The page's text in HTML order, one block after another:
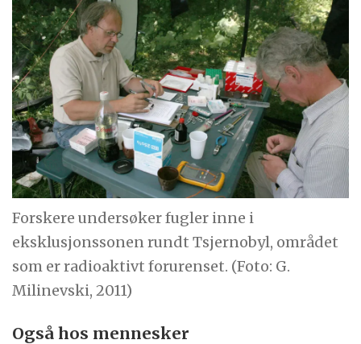
Forskere undersøker fugler inne i
eksklusjonssonen rundt Tsjernobyl, området
som er radioaktivt forurenset. (Foto: G.
Milinevski, 2011)
Også hos mennesker